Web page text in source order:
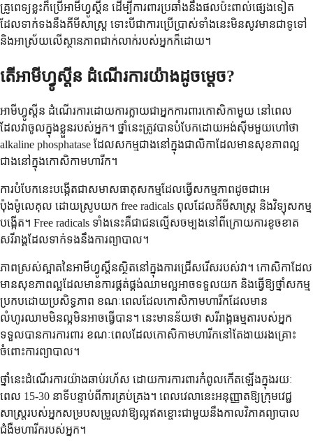
គ្រូពេទ្យខ្លះក៏ប្រើអាមីហ្វូស្តីន ដើម្បីការពារប្រឆាំងនឹងផលប៉ះពាល់ផ្សេងទៀត
ដែលទាក់ទងនឹងគីមីសាស្ត្រ ទោះបីជាការប្រើប្រាស់ទាំងនេះមិនសូវមានជាទូទៅ
និងអាស្រ័យលើស្ថានភាពជាក់លាក់របស់អ្នកក៏ដោយ។
តើអាមីហ្វូស្តីន ដំណើរការយ៉ាងដូចម្តេច?
អាមីហ្វូស្តីន ដំណើរការដោយការក្លាយជាអ្នកការពារកោសិកាមួយ នៅពេល
ដែលវាចូលក្នុងខ្លួនរបស់អ្នក។ ថ្នាំនេះត្រូវបានបំបែកដោយអង់ស៊ីមមួយហៅថា
alkaline phosphatase ដែលសកម្មជាងនៅក្នុងជាលិកាដែលមានសុខភាពល្អ
ជាងនៅក្នុងកោសិកាមហារីក។
ការបំបែកនេះបង្កើតជាសមាសធាតុសកម្មដែលធ្វើសកម្មភាពដូចជាអេ
ប៉ុងម៉ូលេគុល ដោយស្រូបយក free radicals ពុលដែលគីមីសាស្ត្រ និងវិទ្យុសកម្ម
បង្កើត។ Free radicals ទាំងនេះគឺជាជនល្មើសចម្បងនៅពីក្រោយការខូចខាត
សរីរាង្គដែលទាក់ទងនឹងការព្យាបាល។
ភាពស្រស់ស្អាតនៃអាមីហ្វូស្តីនស្ថិតនៅក្នុងការជ្រើសរើសរបស់វា។ កោសិកាដែល
មានសុខភាពល្អដែលមានការផ្គត់ផ្គង់ឈាមល្អអាចទទួលយក និងធ្វើឱ្យថ្នាំសកម្ម
ប្រកបដោយប្រសិទ្ធភាព ខណៈពេលដែលកោសិកាមហារីកដែលមាន
លំហូរឈាមមិនល្អមិនអាចធ្វើបាន។ នេះមានន័យថា សរីរាង្គធម្មតារបស់អ្នក
ទទួលបានការការពារ ខណៈពេលដែលកោសិកាមហារីកនៅតែងាយរងគ្រោះ
ចំពោះការព្យាបាល។
ថ្នាំនេះដំណើរការយ៉ាងឆាប់រហ័ស ដោយការការពារកំពូលកើតឡើងក្នុងរយៈ
ពេល 15-30 នាទីបន្ទាប់ពីការគ្រប់គ្រង។ ពេលវេលានេះអនុញ្ញាតឱ្យក្រុមវេជ្ជ
សាស្ត្ររបស់អ្នកសម្របសម្រួលវាឱ្យល្អឥតខ្ចោះជាមួយនឹងកាលវិភាគព្យាបាល
ជំងឺមហារីករបស់អ្នក។